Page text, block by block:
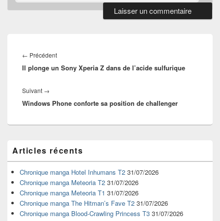
de
l’article
← PrécédentArticle
précédent :
Il plonge un Sony Xperia Z dans de l’acide sulfurique
Suivant →
suivant :
Windows Phone conforte sa position de challenger
principale
de
widget
pour
barre
latérale
Articles récents
Chronique manga Hotel Inhumans T2 31/07/2026
Chronique manga Meteoria T2 31/07/2026
Chronique manga Meteoria T1 31/07/2026
Chronique manga The Hitman’s Fave T2 31/07/2026
Chronique manga Blood-Crawling Princess T3 31/07/2026